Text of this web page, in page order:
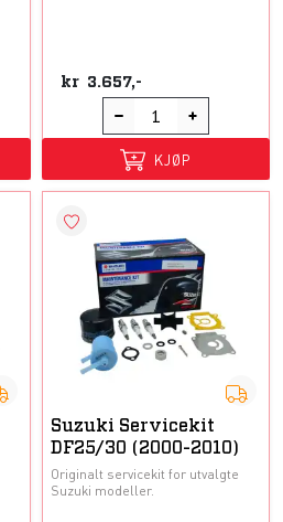
kr 3.657,-
KJØP
Suzuki Servicekit
DF25/30 (2000-2010)
Originalt servicekit for utvalgte
Suzuki modeller.